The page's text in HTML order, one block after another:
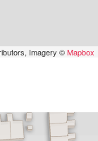
Imagery ©Mapbox